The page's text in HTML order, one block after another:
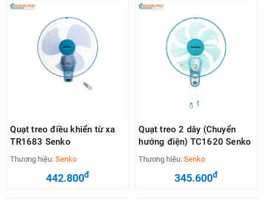
Quạt treo điều khiển từ xa
TR1683 Senko
Thương hiệu:Senko
442.800đ
Quạt treo 2 dây (Chuyển
hướng điện) TC1620 Senko
Thương hiệu:Senko
345.600đ